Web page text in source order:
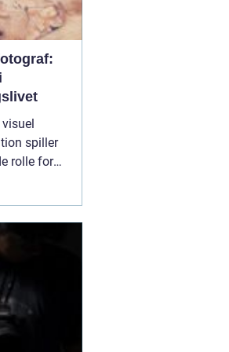
spiller
rolle for
er en
af enhver
strategi i
evne
essens